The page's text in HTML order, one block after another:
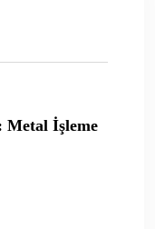
İşleme